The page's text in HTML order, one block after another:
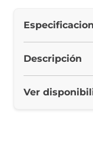
Descripción
Ver